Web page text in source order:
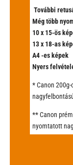
További
Még több
10 x 15-ös
13 x 18-as
A4 -es
Nyers
* Canon
** Canon
nyomtatott